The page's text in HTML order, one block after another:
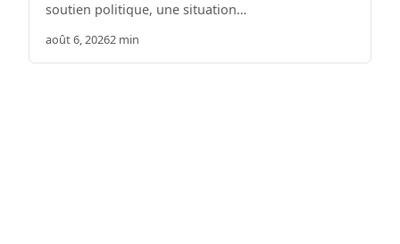
soutien politique, une situation…
août 6, 20262 min